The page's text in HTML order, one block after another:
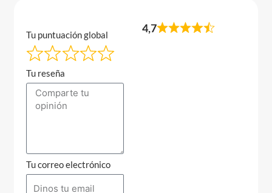
Tu puntuación global
Tu reseña
Tu correo electrónico
4,7